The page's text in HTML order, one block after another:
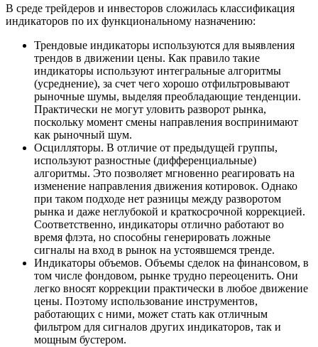
В среде трейдеров и инвесторов сложилась классификация
индикаторов по их функциональному назначению:
Трендовые индикаторы используются для выявления
трендов в движении цены. Как правило такие
индикаторы используют интегральные алгоритмы
(усреднение), за счет чего хорошо отфильтровывают
рыночные шумы, выделяя преобладающие тенденции.
Практически не могут уловить разворот рынка,
поскольку момент смены направления воспринимают
как рыночный шум.
Осцилляторы. В отличие от предыдущей группы,
используют разностные (дифференциальные)
алгоритмы. Это позволяет мгновенно реагировать на
изменение направления движения котировок. Однако
при таком подходе нет разницы между разворотом
рынка и даже неглубокой и краткосрочной коррекцией.
Соответственно, индикаторы отлично работают во
время флэта, но способны генерировать ложные
сигналы на вход в рынок на устоявшемся тренде.
Индикаторы объемов. Объемы сделок на финансовом, в
том числе фондовом, рынке трудно переоценить. Они
легко вносят коррекции практически в любое движение
цены. Поэтому использование инструментов,
работающих с ними, может стать как отличным
фильтром для сигналов других индикаторов, так и
мощным бустером.